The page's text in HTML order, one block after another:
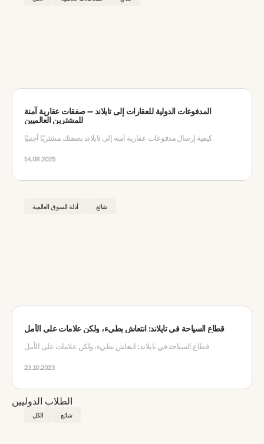
المدفوعات الدولية للعقارات إلى تايلاند — صفقات عقارية آمنة
للمشترين العالميين
كيفية إرسال مدفوعات عقارية آمنة إلى تايلاند بصفتك مشتريًا أجنبيًا
14.08.2025
أدلة السوق العالمية شائع
قطاع السياحة في تايلاند: انتعاش بطيء، ولكن علامات على الأمل
قطاع السياحة في تايلاند: انتعاش بطيء، ولكن علامات على الأمل
23.10.2023
الكل شائع